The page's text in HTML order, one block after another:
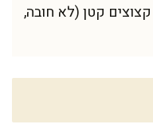
קצוצים קטן (לא חובה,